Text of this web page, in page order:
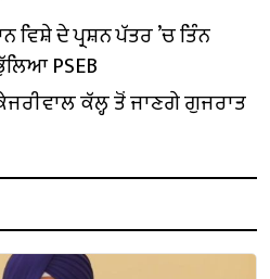
ਵਿਸ਼ੇ ਦੇ ਪ੍ਰਸ਼ਨ ਪੱਤਰ ’ਚ ਤਿੰਨ
PSEB
ਕੱਲ੍ਹ ਤੋਂ ਜਾਣਗੇ ਗੁਜਰਾਤ